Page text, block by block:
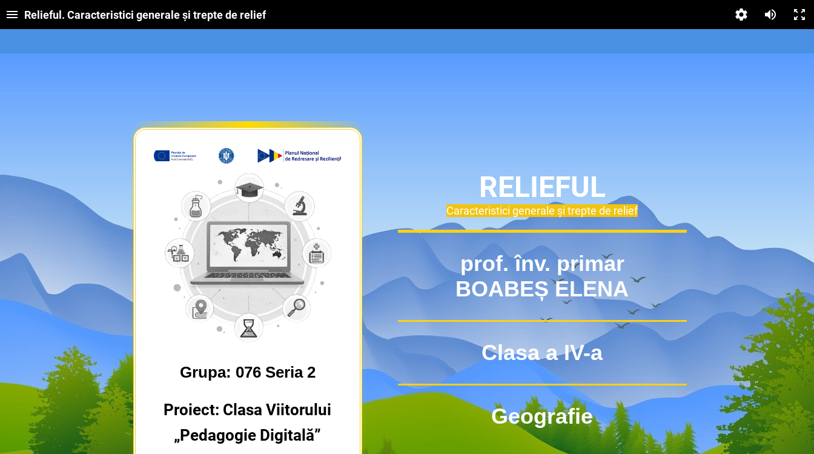
Relieful. Caracteristici generale și trepte de relief
Grupa: 076 Seria 2
Proiect: Clasa Viitorului
„Pedagogie Digitală”
RELIEFUL
Caracteristici generale și trepte de relief
prof. înv. primar
BOABEȘ ELENA
Clasa a IV-a
Geografie